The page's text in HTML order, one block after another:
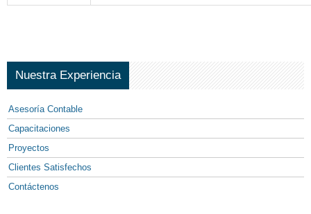
Nuestra Experiencia
Asesoría Contable
Capacitaciones
Proyectos
Clientes Satisfechos
Contáctenos